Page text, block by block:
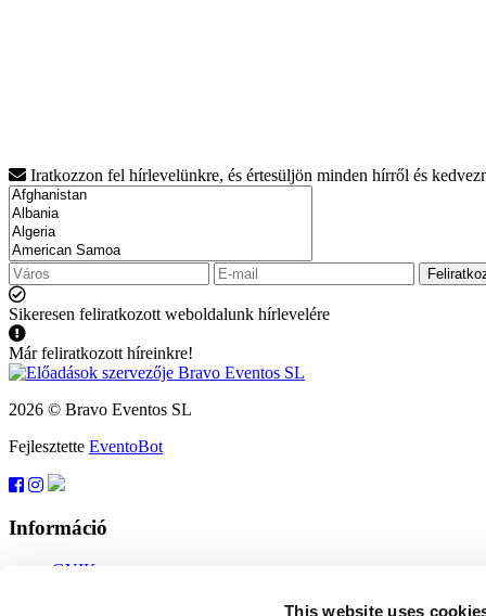
This website uses
Iratkozzon fel hírlevelünkre, és értesüljön minden hírről és
Sikeresen feliratkozott weboldalunk hírlevelére
Már feliratkozott híreinkre!
2026 © Bravo Eventos SL
Fejlesztette EventoBot
Információ
GYIK